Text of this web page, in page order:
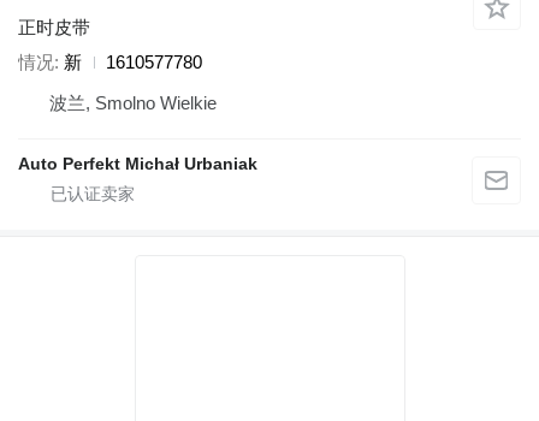
正时皮带
情况 新
1610577780
波兰, Smolno Wielkie
Auto Perfekt Michał Urbaniak